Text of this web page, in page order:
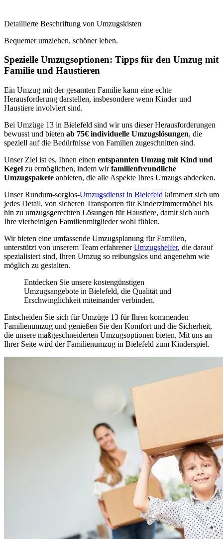
Detaillierte Beschriftung von Umzugskisten
Bequemer umziehen, schöner leben.
Spezielle Umzugsoptionen: Tipps für den Umzug mit
Familie und Haustieren
Ein Umzug mit der gesamten Familie kann eine echte
Herausforderung darstellen, insbesondere wenn Kinder und
Haustiere involviert sind.
Bei Umzüge 13 in Bielefeld sind wir uns dieser Herausforderungen
bewusst und bieten ab 75€ individuelle Umzugslösungen, die
speziell auf die Bedürfnisse von Familien zugeschnitten sind.
Unser Ziel ist es, Ihnen einen entspannten Umzug mit Kind und
Kegel zu ermöglichen, indem wirfamilienfreundliche
Umzugspakete anbieten, die alle Aspekte Ihres Umzugs abdecken.
Unser Rundum-sorglos-Umzugsdienst in Bielefeld kümmert sich um
jedes Detail, von sicheren Transporten für Kinderzimmermöbel bis
hin zu umzugsgerechten Lösungen für Haustiere, damit sich auch
Ihre vierbeinigen Familienmitglieder wohl fühlen.
Wir bieten eine umfassende Umzugsplanung für Familien,
unterstützt von unserem Team erfahrenerUmzugshelfer, die darauf
spezialisiert sind, Ihren Umzug so reibungslos und angenehm wie
möglich zu gestalten.
Entdecken Sie unsere kostengünstigen
Umzugsangebote in Bielefeld, die Qualität und
Erschwinglichkeit miteinander verbinden.
Entscheiden Sie sich für Umzüge 13 für Ihren kommenden
Familienumzug und genießen Sie den Komfort und die Sicherheit,
die unsere maßgeschneiderten Umzugsoptionen bieten. Mit uns an
Ihrer Seite wird der Familienumzug in Bielefeld zum Kinderspiel.